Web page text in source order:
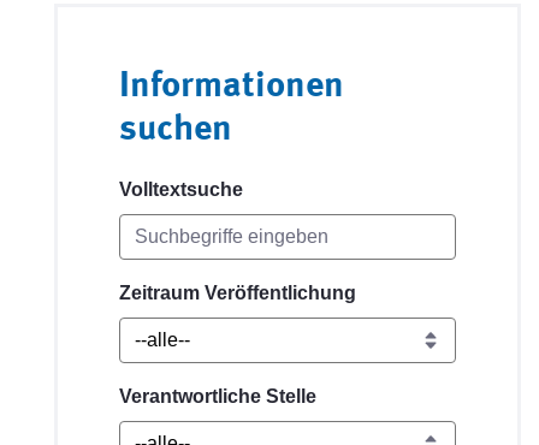
Informationen
suchen
Volltextsuche
Zeitraum Veröffentlichung
Verantwortliche Stelle